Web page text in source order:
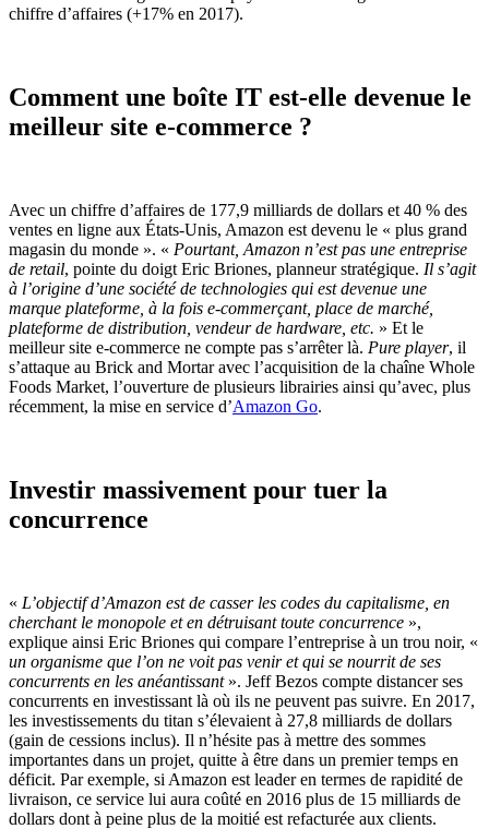
chiffre d’affaires (+17% en 2017).
Comment une boîte IT est-elle devenue le
meilleur site e-commerce ?
Avec un chiffre d’affaires de 177,9 milliards de dollars et 40 % des
ventes en ligne aux États-Unis, Amazon est devenu le « plus grand
magasin du monde ». « Pourtant, Amazon n’est pas une entreprise
de retail, pointe du doigt Eric Briones, planneur stratégique. Il s’agit
à l’origine d’une société de technologies qui est devenue une
marque plateforme, à la fois e-commerçant, place de marché,
plateforme de distribution, vendeur de hardware, etc. » Et le
meilleur site e-commerce ne compte pas s’arrêter là. Pure player, il
s’attaque au Brick and Mortar avec l’acquisition de la chaîne Whole
Foods Market, l’ouverture de plusieurs librairies ainsi qu’avec, plus
récemment, la mise en service d’Amazon Go.
Investir massivement pour tuer la
concurrence
« L’objectif d’Amazon est de casser les codes du capitalisme, en
cherchant le monopole et en détruisant toute concurrence »,
explique ainsi Eric Briones qui compare l’entreprise à un trou noir, «
un organisme que l’on ne voit pas venir et qui se nourrit de ses
concurrents en les anéantissant». Jeff Bezos compte distancer ses
concurrents en investissant là où ils ne peuvent pas suivre. En 2017,
les investissements du titan s’élevaient à 27,8 milliards de dollars
(gain de cessions inclus). Il n’hésite pas à mettre des sommes
importantes dans un projet, quitte à être dans un premier temps en
déficit. Par exemple, si Amazon est leader en termes de rapidité de
livraison, ce service lui aura coûté en 2016 plus de 15 milliards de
dollars dont à peine plus de la moitié est refacturée aux clients.